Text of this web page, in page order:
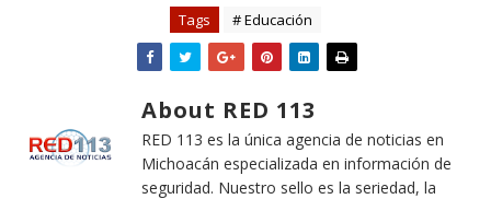
Tags # Educación
About RED 113
RED 113 es la única agencia de noticias en
Michoacán especializada en información de
seguridad. Nuestro sello es la seriedad, la